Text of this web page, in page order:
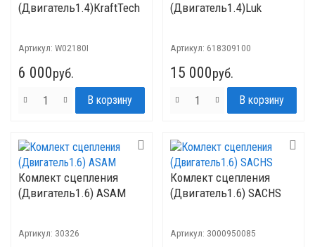
(Двигатель1.4)KraftTech
Артикул: W02180I
6 000руб.
(Двигатель1.4)Luk
Артикул: 618309100
15 000руб.
Комлект сцепления
(Двигатель1.6) ASAM
Артикул: 30326
Комлект сцепления
(Двигатель1.6) SACHS
Артикул: 3000950085